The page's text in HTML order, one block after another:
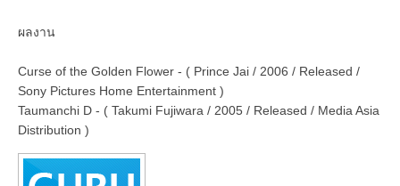
ผลงาน
Curse of the Golden Flower - ( Prince Jai / 2006 / Released /
Sony Pictures Home Entertainment )
Taumanchi D - ( Takumi Fujiwara / 2005 / Released / Media Asia
Distribution )